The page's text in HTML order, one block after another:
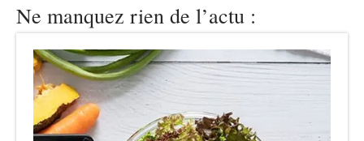
Ne manquez rien de l’actu :